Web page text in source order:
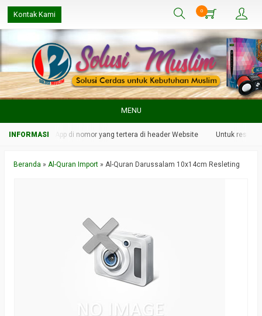
Kontak Kami 0
MENU
WhatsApp di nomor yang tertera di header Website Untuk respon
Beranda » Al-Quran Import » Al-Quran Darussalam 10x14cm Resleting